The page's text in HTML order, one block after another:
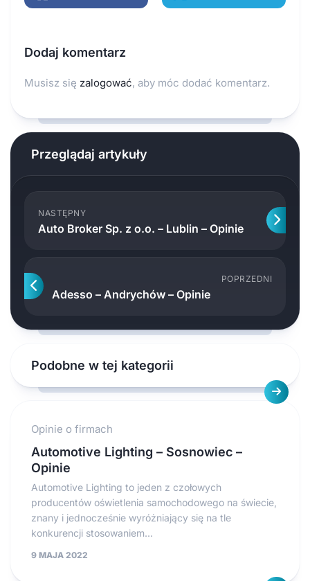
Dodaj komentarz
Musisz się zalogować, aby móc dodać komentarz.
Przeglądaj artykuły
NASTĘPNY
Auto Broker Sp. z o.o. – Lublin – Opinie
POPRZEDNI
Adesso – Andrychów – Opinie
Podobne w tej kategorii
Opinie o firmach
Automotive Lighting – Sosnowiec –
Opinie
Automotive Lighting to jeden z czołowych
producentów oświetlenia samochodowego na świecie,
znany i jednocześnie wyróżniający się na tle
konkurencji stosowaniem...
9 MAJA 2022